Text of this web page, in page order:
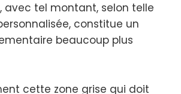
avec tel montant, selon telle
constitue un
beaucoup plus
cette zone grise qui doit